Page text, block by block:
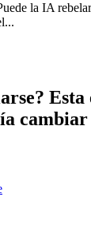
la IA
Esta